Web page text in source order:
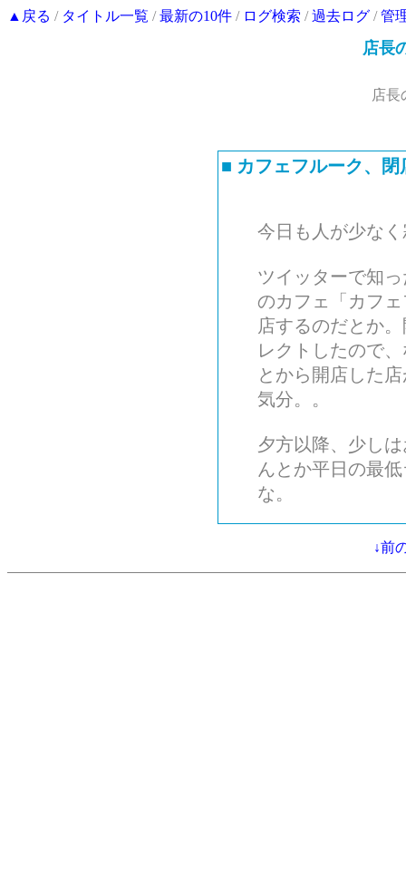
▲戻る / タイトル一覧 /最新の10件 / ログ検索 /過去ログ /管
店長
店長
■ カフェフルーク、閉
今日も人が少な
ツイッターで知
のカフェ「カフ
店するのだとか
レクトしたので
とから開店した
気分。。
夕方以降、少し
んとか平日の最
な。
↓前